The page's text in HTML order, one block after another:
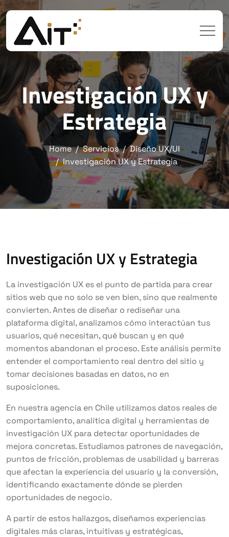
Investigación UX y
Estrategia
Home Servicios
Diseño UX/UI
Investigación UX y Estrategia
Investigación UX y Estrategia
La investigación UX es el punto de partida para crear
sitios web que no solo se ven bien, sino que realmente
convierten. Antes de diseñar o rediseñar una
plataforma digital, analizamos cómo interactúan tus
usuarios, qué necesitan, qué buscan y en qué
momentos abandonan el proceso. Este análisis permite
entender el comportamiento real dentro del sitio y
tomar decisiones basadas en datos, no en
suposiciones.
En nuestra agencia en Chile utilizamos datos reales de
comportamiento, analítica digital y herramientas de
investigación UX para detectar oportunidades de
mejora concretas. Estudiamos patrones de navegación,
puntos de fricción, problemas de usabilidad y barreras
que afectan la experiencia del usuario y la conversión,
identificando exactamente dónde se pierden
oportunidades de negocio.
A partir de estos hallazgos, diseñamos experiencias
digitales más claras, intuitivas y estratégicas,